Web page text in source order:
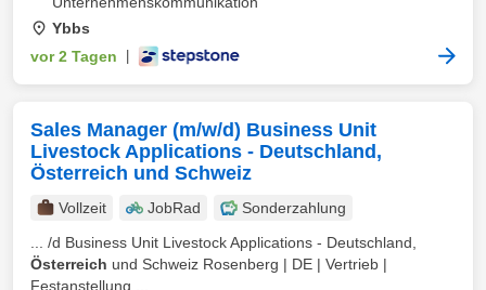
Ybbs
vor 2 Tagen
Sales Manager (m/w/d) Business Unit
Livestock Applications - Deutschland,
Österreich und Schweiz
Vollzeit JobRad
Sonderzahlung
... /d Business Unit Livestock Applications - Deutschland,
Österreich und Schweiz Rosenberg | DE | Vertrieb |
Festanstellung ...